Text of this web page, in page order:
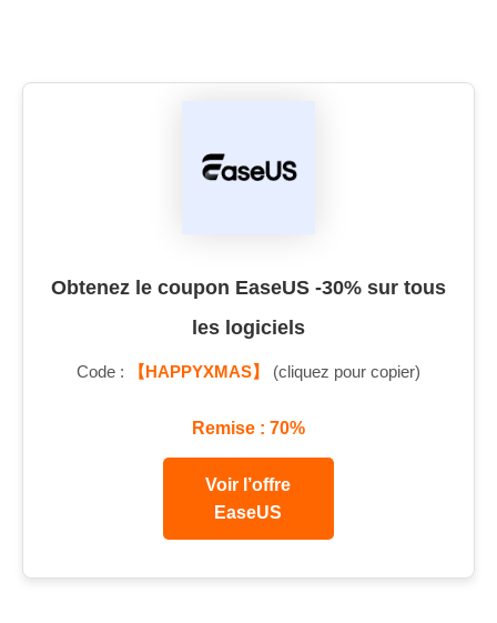
Obtenez le coupon EaseUS -30% sur tous
les logiciels
Code : 【HAPPYXMAS】 (cliquez pour copier)
Remise : 70%
Voir l’offre
EaseUS